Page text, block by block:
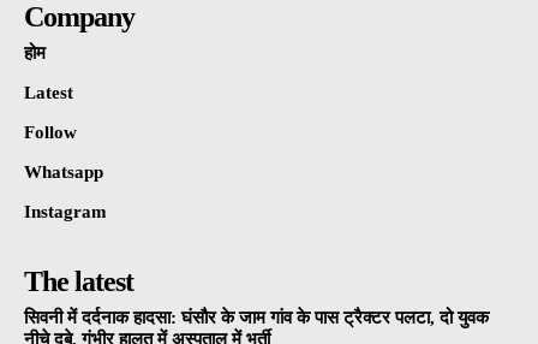
Company
होम
Latest
Follow
Whatsapp
Instagram
The latest
सिवनी में दर्दनाक हादसा: घंसौर के जाम गांव के पास ट्रैक्टर पलटा, दो युवक
नीचे दबे, गंभीर हालत में अस्पताल में भर्ती